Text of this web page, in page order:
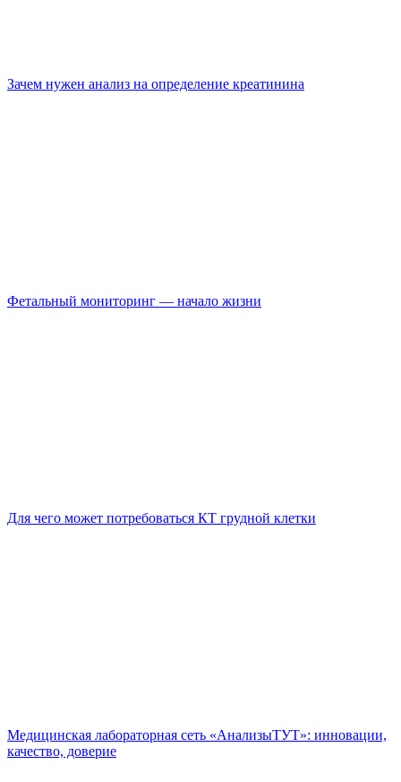
Зачем нужен анализ на определение креатинина
Фетальный мониторинг — начало жизни
Для чего может потребоваться КТ грудной клетки
Медицинская лабораторная сеть «АнализыТУТ»: инновации,
качество, доверие